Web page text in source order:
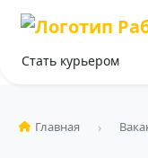
Стать курьером
Главная